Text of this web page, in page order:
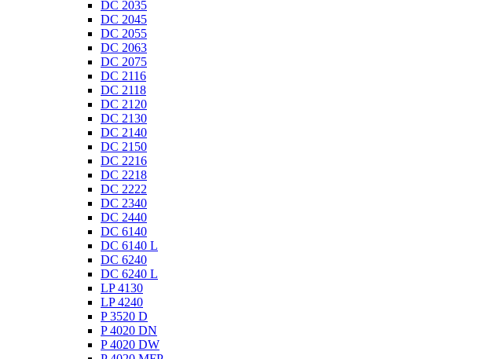
DC 2035
DC 2045
DC 2055
DC 2063
DC 2075
DC 2116
DC 2118
DC 2120
DC 2130
DC 2140
DC 2150
DC 2216
DC 2218
DC 2222
DC 2340
DC 2440
DC 6140
DC 6140 L
DC 6240
DC 6240 L
LP 4130
LP 4240
P 3520 D
P 4020 DN
P 4020 DW